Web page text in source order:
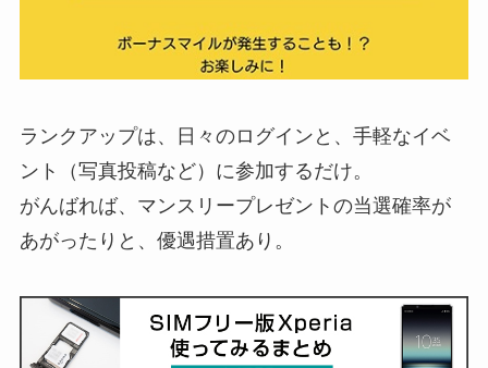
ランクアップは、日々のログインと、手軽なイベ
ント（写真投稿など）に参加するだけ。
がんばれば、マンスリープレゼントの当選確率が
あがったりと、優遇措置あり。